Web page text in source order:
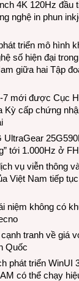
4K 120Hz đầu
nghệ in phun
triển mô hình
số hiện đại trong
giữa hai Tập
7 mới được Cục
Kỳ cấp chứng
UltraGear
tới 1.000Hz ở
vụ viễn thông
Việt Nam tiếp
niệm không có
tranh về giá
Quốc
phát triển WinUI
có thể chạy